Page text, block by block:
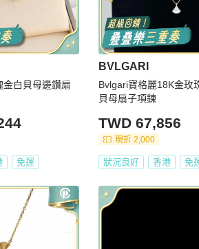
金白貝母邊鑽扇
免運
BVLGARI
Bvlgari寶格麗18K金玫
貝母扇子項鍊
TWD 67,856
現折 2,000
狀況良好 香港 免